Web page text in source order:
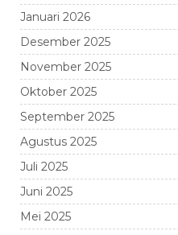
Januari 2026
Desember 2025
November 2025
Oktober 2025
September 2025
Agustus 2025
Juli 2025
Juni 2025
Mei 2025